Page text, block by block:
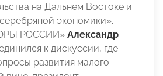
на Дальнем Востоке и
экономики».
РОССИИ» Александр
к дискуссии, где
развития малого